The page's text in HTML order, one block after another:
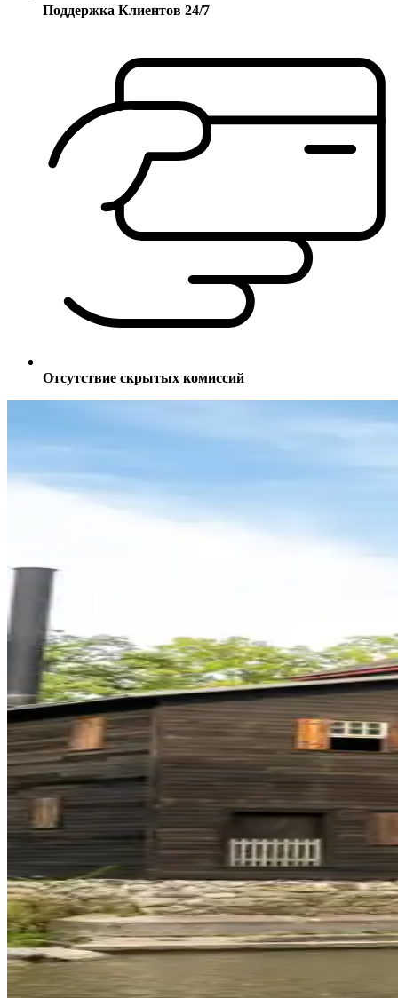
Поддержка Клиентов 24/7
Отсутствие скрытых комиссий